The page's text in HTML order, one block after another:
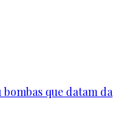
que datam da